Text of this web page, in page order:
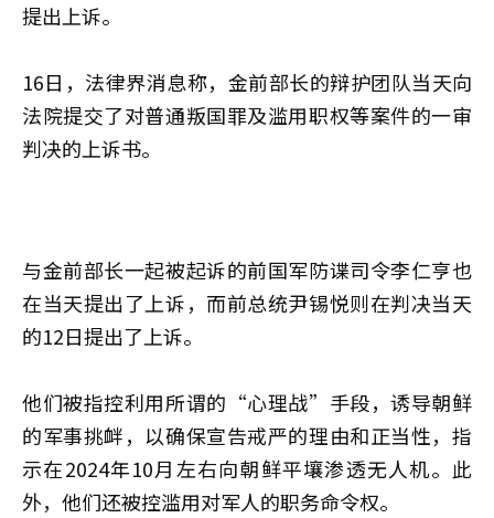
提出上诉。
16日，法律界消息称，金前部长的辩护团队当天向
法院提交了对普通叛国罪及滥用职权等案件的一审
判决的上诉书。
与金前部长一起被起诉的前国军防谍司令李仁亨也
在当天提出了上诉，而前总统尹锡悦则在判决当天
的12日提出了上诉。
他们被指控利用所谓的“心理战”手段，诱导朝鲜
的军事挑衅，以确保宣告戒严的理由和正当性，指
示在2024年10月左右向朝鲜平壤渗透无人机。此
外，他们还被控滥用对军人的职务命令权。